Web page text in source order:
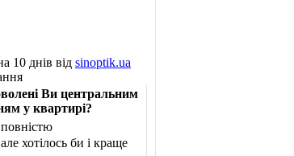
10 днів від sinoptik.ua
Ви центральним
у квартирі?
хотілось би і краще